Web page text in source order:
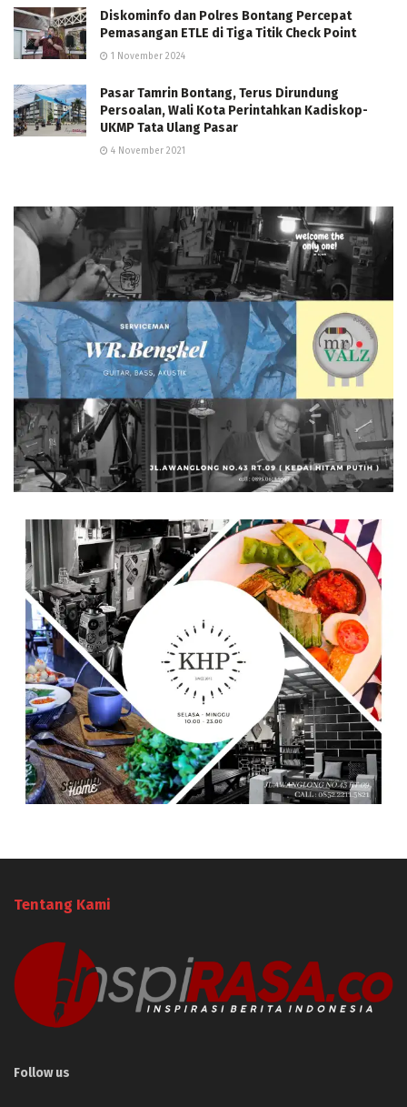
Diskominfo dan Polres Bontang Percepat
Pemasangan ETLE di Tiga Titik Check Point
1 November 2024
Pasar Tamrin Bontang, Terus Dirundung
Persoalan, Wali Kota Perintahkan Kadiskop-
UKMP Tata Ulang Pasar
4 November 2021
Tentang Kami
Follow us